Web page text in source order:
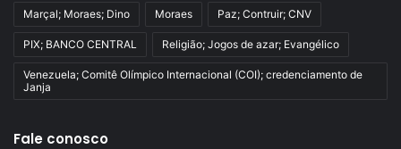
Marçal; Moraes; Dino Moraes Paz; Contruir; CNV
PIX; BANCO CENTRAL Religião; Jogos de azar; Evangélico
Venezuela; Comitê Olímpico Internacional (COI); credenciamento de
Janja
Fale conosco